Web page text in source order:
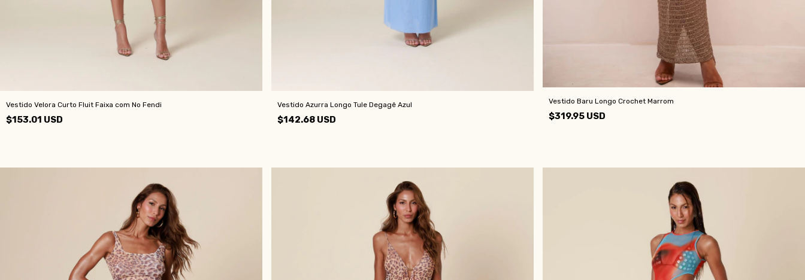
Vestido Velora Curto Fluit Faixa com No Fendi
$153.01 USD
Vestido Azurra Longo Tule Degagê Azul
$142.68 USD
Vestido Baru Longo Crochet Marrom
$319.95 USD